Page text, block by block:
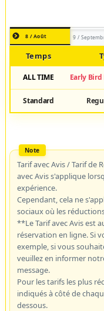
8 / Août 9 /
Temps
ALL TIME Early Bird
Standard
Tarif avec Avis / Tarif de
avec Avis s'applique
expérience.
Cependant, cela ne
sociaux où les
**Le Tarif avec Avis est
réservation en ligne. Si
exemple, si vous
veuillez en informer
message.
Pour les tarifs les plus
indiqués à côté de
dessous.